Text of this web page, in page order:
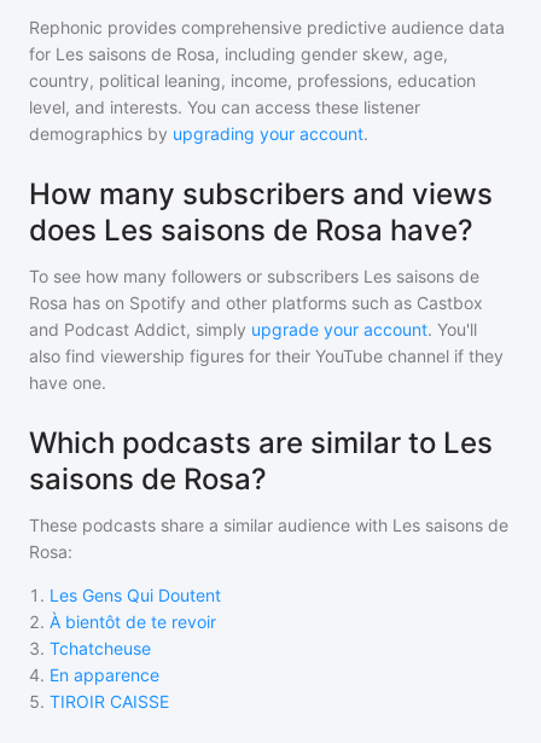
Rephonic provides comprehensive predictive audience data
for Les saisons de Rosa, including gender skew, age,
country, political leaning, income, professions, education
level, and interests. You can access these listener
demographics by upgrading your account.
How many subscribers and views
does Les saisons de Rosa have?
To see how many followers or subscribers Les saisons de
Rosa has on Spotify and other platforms such as Castbox
and Podcast Addict, simply upgrade your account. You'll
also find viewership figures for their YouTube channel if they
have one.
Which podcasts are similar to Les
saisons de Rosa?
These podcasts share a similar audience with Les saisons de
Rosa:
1 . Les Gens Qui Doutent
2. À bientôt de te revoir
3. Tchatcheuse
4. En apparence
5. TIROIR CAISSE